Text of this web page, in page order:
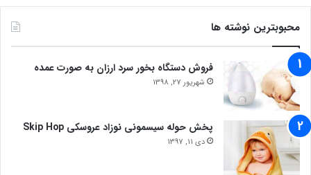
محبوبترین نوشته ها
فروش دستگاه بخور سرد ارزان به صورت عمده
شهریور 27, 1398
پخش حوله سیسمونی نوزاد عروسکی Skip Hop
دی 11, 1397